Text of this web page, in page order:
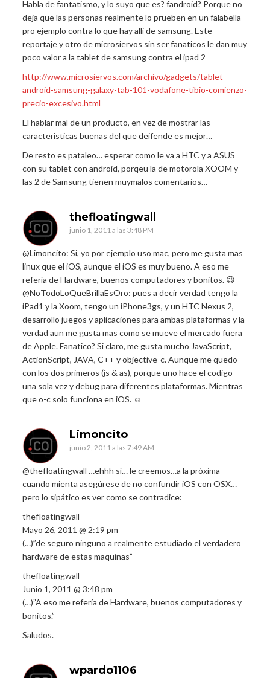
Habla de fantatismo, y lo suyo que es? fandroid? Porque no
deja que las personas realmente lo prueben en un falabella
pro ejemplo contra lo que hay alli de samsung. Este
reportaje y otro de microsiervos sin ser fanaticos le dan muy
poco valor a la tablet de samsung contra el ipad 2
http://www.microsiervos.com/archivo/gadgets/tablet-
android-samsung-galaxy-tab-101-vodafone-tibio-comienzo-
precio-excesivo.html
El hablar mal de un producto, en vez de mostrar las
caracteristicas buenas del que deifende es mejor…
De resto es pataleo… esperar como le va a HTC y a ASUS
con su tablet con android, porqeu la de motorola XOOM y
las 2 de Samsung tienen muymalos comentarios…
thefloatingwall
junio 1, 2011 a las 3:48 PM
@Limoncito: Si, yo por ejemplo uso mac, pero me gusta mas
linux que el iOS, aunque el iOS es muy bueno. A eso me
refería de Hardware, buenos computadores y bonitos. 😉
@NoTodoLoQueBrillaEsOro: pues a decir verdad tengo la
iPad1 y la Xoom, tengo un iPhone3gs, y un HTC Nexus 2,
desarrollo juegos y aplicaciones para ambas plataformas y la
verdad aun me gusta mas como se mueve el mercado fuera
de Apple. Fanatico? Si claro, me gusta mucho JavaScript,
ActionScript, JAVA, C++ y objective-c. Aunque me quedo
con los dos primeros (js & as), porque uno hace el codigo
una sola vez y debug para diferentes plataformas. Mientras
que o-c solo funciona en iOS. ☺
Limoncito
junio 2, 2011 a las 7:49 AM
@thefloatingwall …ehhh sí… le creemos…a la próxima
cuando mienta asegúrese de no confundir iOS con OSX…
pero lo sipático es ver como se contradice:
thefloatingwall
Mayo 26, 2011 @ 2:19 pm
(…)”de seguro ninguno a realmente estudiado el verdadero
hardware de estas maquinas”
thefloatingwall
Junio 1, 2011 @ 3:48 pm
(…)”A eso me refería de Hardware, buenos computadores y
bonitos.”
Saludos.
wpardo1106